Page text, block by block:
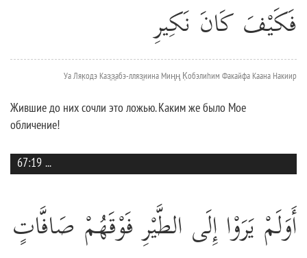
فَكَيْفَ كَانَ نَكِيرِ
Уа Ляк̣одэ Каз̱з̱абэ-лляз̱иина Миңң К̣обэлиhим Факайфа Каана Накиир
Жившие до них сочли это ложью. Каким же было Мое
обличение!
67:19 ...
أَوَلَمْ يَرَوْا إِلَى الطَّيْرِ فَوْقَهُمْ صَافَّاتٍ